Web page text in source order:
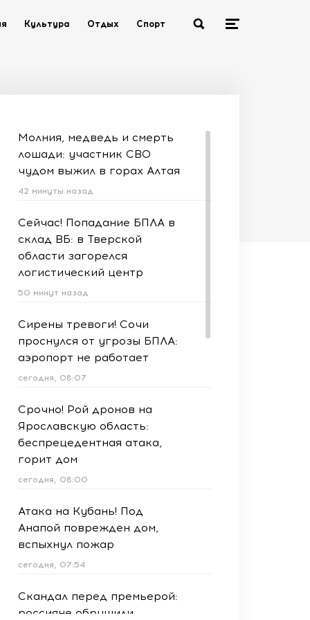
Культура Отдых Спорт
Молния, медведь и смерть
лошади: участник СВО
чудом выжил в горах Алтая
42 минуты назад
Сейчас! Попадание БПЛА в
склад ВБ: в Тверской
области загорелся
логистический центр
50 минут назад
Сирены тревоги! Сочи
проснулся от угрозы БПЛА:
аэропорт не работает
сегодня, 08:07
Срочно! Рой дронов на
Ярославскую область:
беспрецедентная атака,
горит дом
сегодня, 08:00
Атака на Кубань! Под
Анапой поврежден дом,
вспыхнул пожар
сегодня, 07:54
Скандал перед премьерой:
россияне обрушили